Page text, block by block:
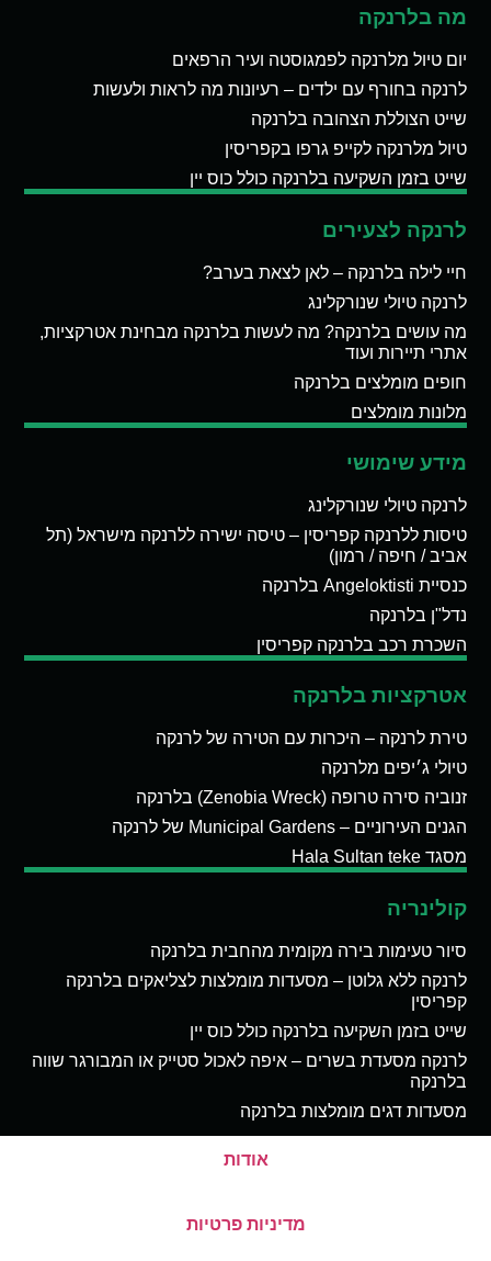
מה בלרנקה
יום טיול מלרנקה לפמגוסטה ועיר הרפאים
לרנקה בחורף עם ילדים – רעיונות מה לראות ולעשות
שייט הצוללת הצהובה בלרנקה
טיול מלרנקה לקייפ גרפו בקפריסין
שייט בזמן השקיעה בלרנקה כולל כוס יין
לרנקה לצעירים
חיי לילה בלרנקה – לאן לצאת בערב?
לרנקה טיולי שנורקלינג
מה עושים בלרנקה? מה לעשות בלרנקה מבחינת אטרקציות,
אתרי תיירות ועוד
חופים מומלצים בלרנקה
מלונות מומלצים
מידע שימושי
לרנקה טיולי שנורקלינג
טיסות ללרנקה קפריסין – טיסה ישירה ללרנקה מישראל (תל
אביב / חיפה / רמון)
כנסיית Angeloktisti בלרנקה
נדל"ן בלרנקה
השכרת רכב בלרנקה קפריסין
אטרקציות בלרנקה
טירת לרנקה – היכרות עם הטירה של לרנקה
טיולי ג׳יפים מלרנקה
זנוביה סירה טרופה (Zenobia Wreck) בלרנקה
הגנים העירוניים – Municipal Gardens של לרנקה
מסגד Hala Sultan teke
קולינריה
סיור טעימות בירה מקומית מהחבית בלרנקה
לרנקה ללא גלוטן – מסעדות מומלצות לצליאקים בלרנקה
קפריסין
שייט בזמן השקיעה בלרנקה כולל כוס יין
לרנקה מסעדת בשרים – איפה לאכול סטייק או המבורגר שווה
בלרנקה
מסעדות דגים מומלצות בלרנקה
אודות
מדיניות פרטיות